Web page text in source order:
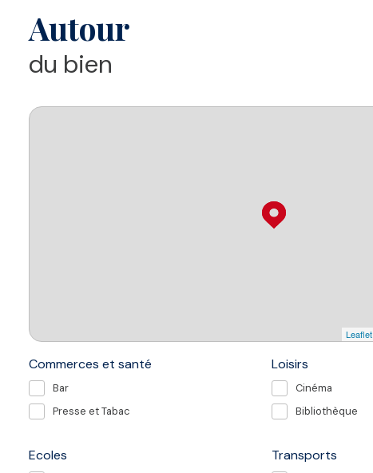
Autour
du bien
Leaflet
Commerces et santé
Bar
Presse et Tabac
Loisirs
Cinéma
Bibliothèque
Ecoles Transports